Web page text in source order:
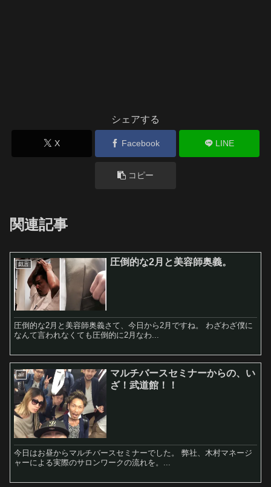
シェアする
X Facebook LINE
コピー
関連記事
戯言 圧倒的な2月と美容師奥義。
圧倒的な2月と美容師奥義さて、今日から2月ですね。 わざわざ僕に
なんて言われなくても圧倒的に2月なわ...
air
マルチバースセミナーからの、い
ざ！武道館！！
今日はお昼からマルチバースセミナーでした。 弊社、木村マネージ
ャーによる実際のサロンワークの流れを。...